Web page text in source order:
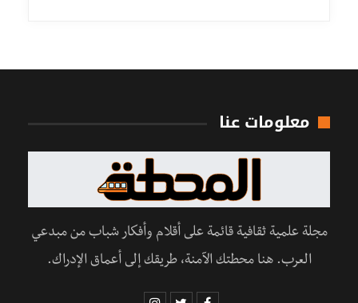
معلومات عنا
مجلة علمية ثقافية قائمة على أقلام وأفكار شباب من مبدعي
العرب. هنا محطتك الآمنة، طريقك إلى أعماق الإدراك.